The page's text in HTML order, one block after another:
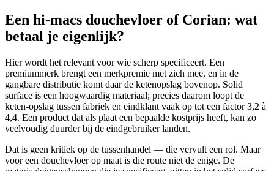
Een hi-macs douchevloer of Corian: wat
betaal je eigenlijk?
Hier wordt het relevant voor wie scherp specificeert. Een
premiummerk brengt een merkpremie met zich mee, en in de
gangbare distributie komt daar de ketenopslag bovenop. Solid
surface is een hoogwaardig materiaal; precies daarom loopt de
keten-opslag tussen fabriek en eindklant vaak op tot een factor 3,2 à
4,4. Een product dat als plaat een bepaalde kostprijs heeft, kan zo
veelvoudig duurder bij de eindgebruiker landen.
Dat is geen kritiek op de tussenhandel — die vervult een rol. Maar
voor een douchevloer op maat is die route niet de enige. De